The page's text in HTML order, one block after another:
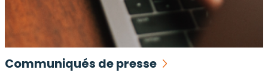
Communiqués de presse